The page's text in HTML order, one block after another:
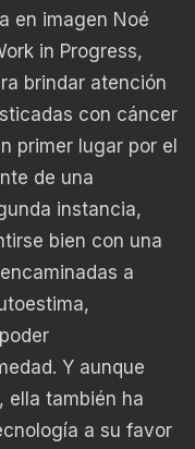
en imagen Noé
in Progress,
brindar atención
con cáncer
primer lugar por el
de una
instancia,
bien con una
a
Y aunque
ella también ha
a su favor